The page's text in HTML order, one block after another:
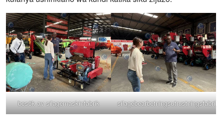
besök av silagemaskinfabrik silagebearbetningsutrustningsfabrik